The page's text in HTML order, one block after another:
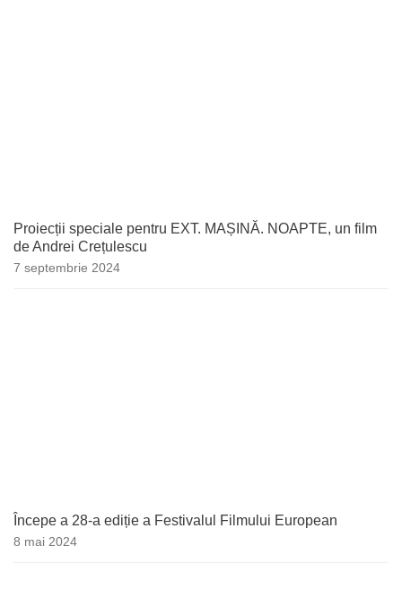
Proiecții speciale pentru EXT. MAȘINĂ. NOAPTE, un film
de Andrei Crețulescu
7 septembrie 2024
Începe a 28-a ediție a Festivalul Filmului European
8 mai 2024